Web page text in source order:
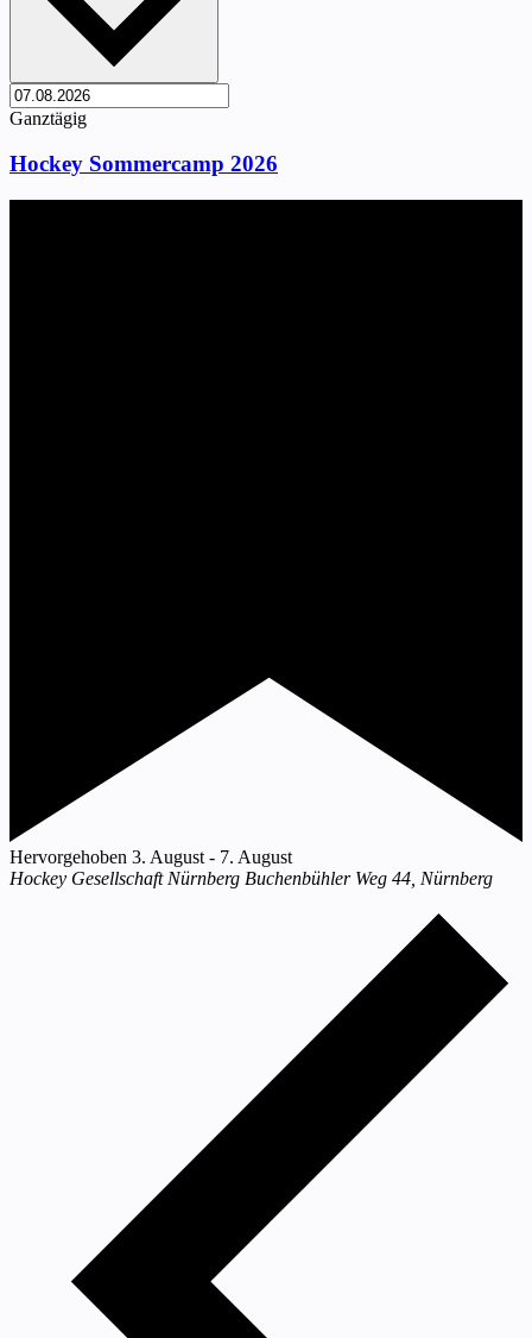
Ganztägig
Hockey Sommercamp 2026
Hervorgehoben 3. August - 7. August
Hockey Gesellschaft Nürnberg Buchenbühler Weg 44, Nürnberg